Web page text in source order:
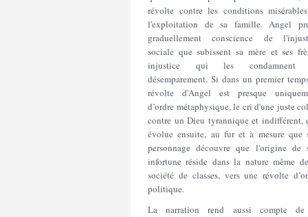
révolte contre les conditions
l'exploitation de sa famille. Angel
graduellement conscience de
sociale que subissent sa mère et ses
injustice qui les condamnent
désemparement. Si dans un premier
révolte d'Angel est presque
d’ordre métaphysique, le cri d'une juste
contre un Dieu tyrannique et indifférent,
évolue ensuite, au fur et à mesure que
personnage découvre que l'origine de
infortune réside dans la nature même
société de classes, vers une révolte
politique.
La narration rend aussi compte